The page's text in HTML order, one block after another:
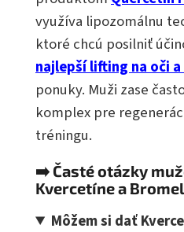
využíva lipozomálnu
ktoré chcú posilniť
najlepší lifting na oči
ponuky. Muži zase
komplex pre
tréningu.
➡️ Časté otázky
Kvercetíne a
Môžem si dať